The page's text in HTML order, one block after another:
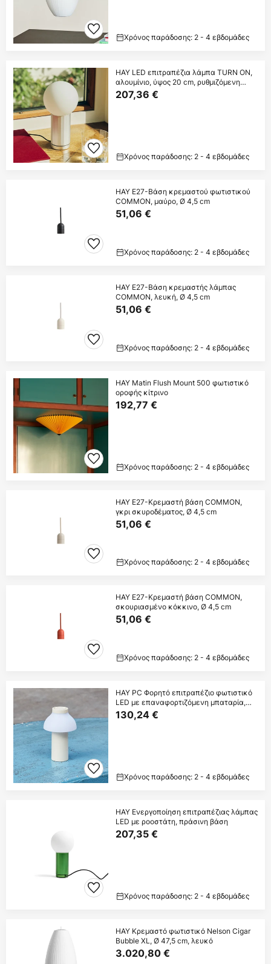
Χρόνος παράδοσης: 2 - 4 εβδομάδες
HAY LED επιτραπέζια λάμπα TURN ON,
αλουμίνιο, ύψος 20 cm, ρυθμιζόμενη
ένταση
207,36 €
Χρόνος παράδοσης: 2 - 4 εβδομάδες
HAY E27-Βάση κρεμαστού φωτιστικού
COMMON, μαύρο, Ø 4,5 cm
51,06 €
Χρόνος παράδοσης: 2 - 4 εβδομάδες
HAY E27-Βάση κρεμαστής λάμπας
COMMON, λευκή, Ø 4,5 cm
51,06 €
Χρόνος παράδοσης: 2 - 4 εβδομάδες
HAY Matin Flush Mount 500 φωτιστικό
οροφής κίτρινο
192,77 €
Χρόνος παράδοσης: 2 - 4 εβδομάδες
HAY E27-Κρεμαστή βάση COMMON,
γκρι σκυροδέματος, Ø 4,5 cm
51,06 €
Χρόνος παράδοσης: 2 - 4 εβδομάδες
HAY E27-Κρεμαστή βάση COMMON,
σκουριασμένο κόκκινο, Ø 4,5 cm
51,06 €
Χρόνος παράδοσης: 2 - 4 εβδομάδες
HAY PC Φορητό επιτραπέζιο φωτιστικό
LED με επαναφορτιζόμενη μπαταρία,
κρεμ
130,24 €
Χρόνος παράδοσης: 2 - 4 εβδομάδες
HAY Ενεργοποίηση επιτραπέζιας λάμπας
LED με ροοστάτη, πράσινη βάση
207,35 €
Χρόνος παράδοσης: 2 - 4 εβδομάδες
HAY Κρεμαστό φωτιστικό Nelson Cigar
Bubble XL, Ø 47,5 cm, λευκό
3.020,80 €